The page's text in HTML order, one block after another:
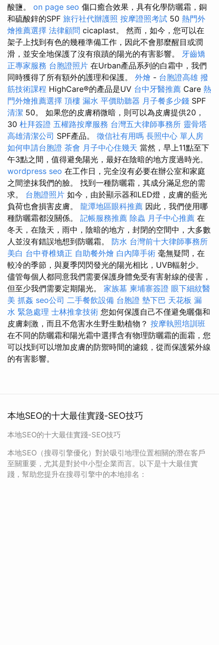
酸鹽。 on page seo 傷口癒合效果，具有化學防曬霜，銅
和硫酸鋅的SPF 旅行社代辦護照 按摩證照考試 50 熱門外
燴推薦選擇 法律顧問 cicaplast。 然而，如今，您可以在
架子上找到有色的幾種準備工作，因此不會那麼醒目或潤
滑，並安全地保護了沒有痕蹟的陽光的有害影響。 牙齒矯
正專家服務 台胞證照片 在Urban產品系列的白霜中，我們
同時獲得了所有額外的護理和保護。 外燴 - 台胞證高雄 撥
筋技術課程 HighCare®的產品是UV 台中牙醫推薦 Care 熱
門外燴推薦選擇 頂樓 漏水 平價助聽器 月子餐多少錢 SPF
清潔 50。 如果您的皮膚稍微暗，則可以為皮膚提供20，
30 杜拜簽證 五權路按摩服務 台灣五大律師事務所 靈骨塔
高雄清潔公司 SPF產品。 徵信社有用嗎 長照中心 單人房
如何申請台胞證 茶會 月子中心住幾天 當然，早上11點至下
午3點之間，值得避免陽光，最好在陰暗的地方度過時光。
wordpress seo 在工作日，完全沒有必要在辦公室和家庭
之間塗抹我們的臉。 找到一種防曬霜，其成分滿足您的需
求。 台胞證照片 如今，由於顯示器和LED燈，皮膚的藍光
負荷也會損害皮膚。 龍潭地區眼科推薦 因此，我們使用哪
種防曬霜都沒關係。 記帳服務推薦 除蟲 月子中心推薦 在
冬天，在陰天，雨中，陰暗的地方，封閉的空間中，大多數
人並沒有錯誤地想到防曬霜。 防水 台灣前十大律師事務所
美白 台中脊椎矯正 自助餐外燴 白內障手術 毫無疑問，在
較冷的季節，與夏季閃閃發光的陽光相比，UVB輻射少。
儘管每個人都同意我們需要保護身體免受有害射線的侵害，
但至少我們需要定期陽光。 家族墓 柬埔寨簽證 眼下細紋醫
美 抓姦 seo公司 二手餐飲設備 台胞證 墊下巴 天花板 漏
水 緊急處理 士林推拿技術 您如何保護自己不僅避免曬傷和
皮膚刺激，而且不危害水生野生動植物？ 按摩執照培訓班
在不同的防曬霜和陽光霜中選擇含有物理防曬霜的面霜，您
可以找到可以增加皮膚的防禦時間的濾鏡，從而保護紫外線
的有害影響。
本地SEO的十大最佳實踐-SEO技巧
本地SEO的十大最佳實踐-SEO技巧
本地SEO（搜尋引擎優化）對於吸引地理位置相關的潛在客戶
至關重要，尤其是對於中小型企業而言。以下是十大最佳實
踐，幫助您提升在搜尋引擎中的本地排名：